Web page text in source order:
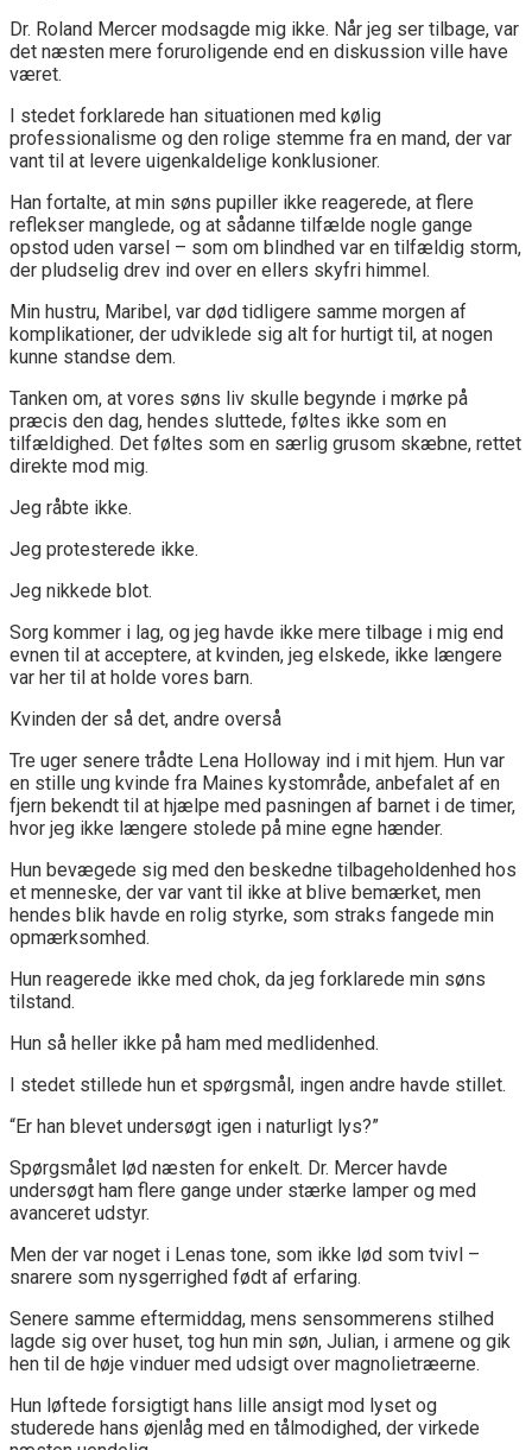
Dr. Roland Mercer modsagde mig ikke. Når jeg ser tilbage, var
det næsten mere foruroligende end en diskussion ville have
været.
I stedet forklarede han situationen med kølig
professionalisme og den rolige stemme fra en mand, der var
vant til at levere uigenkaldelige konklusioner.
Han fortalte, at min søns pupiller ikke reagerede, at flere
reflekser manglede, og at sådanne tilfælde nogle gange
opstod uden varsel – som om blindhed var en tilfældig storm,
der pludselig drev ind over en ellers skyfri himmel.
Min hustru, Maribel, var død tidligere samme morgen af
komplikationer, der udviklede sig alt for hurtigt til, at nogen
kunne standse dem.
Tanken om, at vores søns liv skulle begynde i mørke på
præcis den dag, hendes sluttede, føltes ikke som en
tilfældighed. Det føltes som en særlig grusom skæbne, rettet
direkte mod mig.
Jeg råbte ikke.
Jeg protesterede ikke.
Jeg nikkede blot.
Sorg kommer i lag, og jeg havde ikke mere tilbage i mig end
evnen til at acceptere, at kvinden, jeg elskede, ikke længere
var her til at holde vores barn.
Kvinden der så det, andre overså
Tre uger senere trådte Lena Holloway ind i mit hjem. Hun var
en stille ung kvinde fra Maines kystområde, anbefalet af en
fjern bekendt til at hjælpe med pasningen af barnet i de timer,
hvor jeg ikke længere stolede på mine egne hænder.
Hun bevægede sig med den beskedne tilbageholdenhed hos
et menneske, der var vant til ikke at blive bemærket, men
hendes blik havde en rolig styrke, som straks fangede min
opmærksomhed.
Hun reagerede ikke med chok, da jeg forklarede min søns
tilstand.
Hun så heller ikke på ham med medlidenhed.
I stedet stillede hun et spørgsmål, ingen andre havde stillet.
“Er han blevet undersøgt igen i naturligt lys?”
Spørgsmålet lød næsten for enkelt. Dr. Mercer havde
undersøgt ham flere gange under stærke lamper og med
avanceret udstyr.
Men der var noget i Lenas tone, som ikke lød som tvivl –
snarere som nysgerrighed født af erfaring.
Senere samme eftermiddag, mens sensommerens stilhed
lagde sig over huset, tog hun min søn, Julian, i armene og gik
hen til de høje vinduer med udsigt over magnolietræerne.
Hun løftede forsigtigt hans lille ansigt mod lyset og
studerede hans øjenlåg med en tålmodighed, der virkede